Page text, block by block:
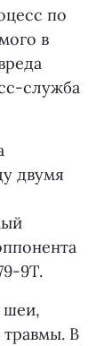
по
в
служба
двумя
9Т.
шеи,
В